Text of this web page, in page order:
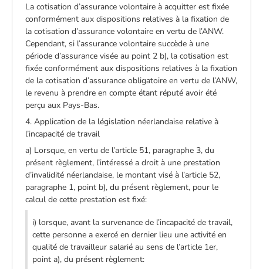
La cotisation d’assurance volontaire à acquitter est fixée
conformément aux dispositions relatives à la fixation de
la cotisation d’assurance volontaire en vertu de l’ANW.
Cependant, si l’assurance volontaire succède à une
période d’assurance visée au point 2 b), la cotisation est
fixée conformément aux dispositions relatives à la fixation
de la cotisation d’assurance obligatoire en vertu de l’ANW,
le revenu à prendre en compte étant réputé avoir été
perçu aux Pays-Bas.
4. Application de la législation néerlandaise relative à
l’incapacité de travail
a) Lorsque, en vertu de l’article 51, paragraphe 3, du
présent règlement, l’intéressé a droit à une prestation
d’invalidité néerlandaise, le montant visé à l’article 52,
paragraphe 1, point b), du présent règlement, pour le
calcul de cette prestation est fixé:
i) lorsque, avant la survenance de l’incapacité de travail,
cette personne a exercé en dernier lieu une activité en
qualité de travailleur salarié au sens de l’article 1er,
point a), du présent règlement: